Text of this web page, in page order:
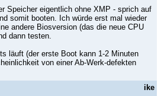
Speicher eigentlich ohne XMP - sprich auf
somit booten. Ich würde erst mal wieder
andere Biosversion (das die neue CPU
dann testen.
läuft (der erste Boot kann 1-2 Minuten
von einer Ab-Werk-defekten
ike